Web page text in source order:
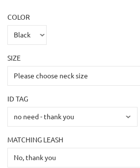
COLOR
SIZE
ID TAG
MATCHING LEASH